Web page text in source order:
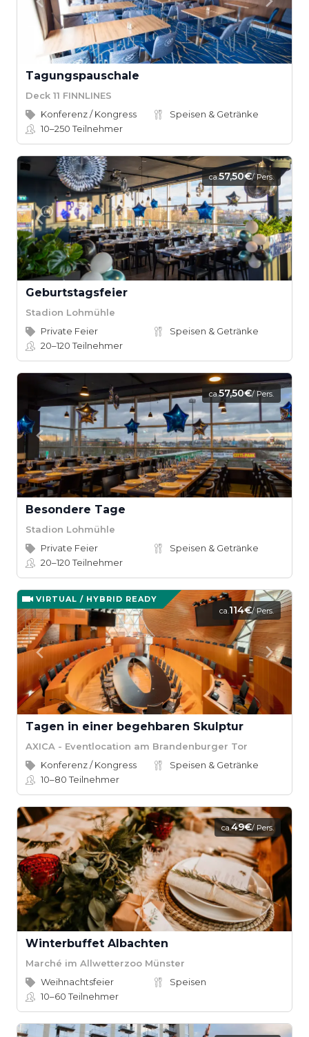
Tagungspauschale
Deck 11 FINNLINES
Konferenz / Kongress
Speisen & Getränke
10–250Teilnehmer
ca.57,50€/ Pers.
Geburtstagsfeier
Stadion Lohmühle
Private Feier
Speisen & Getränke
20–120Teilnehmer
ca.57,50€/ Pers.
Besondere Tage
Stadion Lohmühle
Private Feier
Speisen & Getränke
20–120Teilnehmer
VIRTUAL / HYBRID READY
ca.114€/ Pers.
Tagen in einer begehbaren Skulptur
AXICA - Eventlocation am Brandenburger Tor
Konferenz / Kongress
Speisen & Getränke
10–80Teilnehmer
ca.49€/ Pers.
Winterbuffet Albachten
Marché im Allwetterzoo Münster
Weihnachtsfeier
Speisen
10–60Teilnehmer